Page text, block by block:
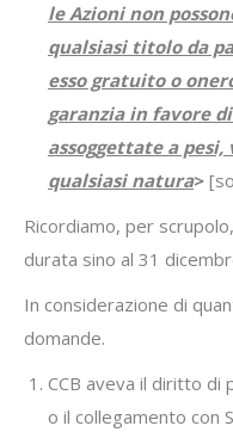
le Azioni non
qualsiasi titolo da
esso gratuito o
garanzia in favore
assoggettate a
qualsiasi natura>
Ricordiamo, per
durata sino al 31
In considerazione di
domande.
CCB aveva il diritto di
o il collegamento con